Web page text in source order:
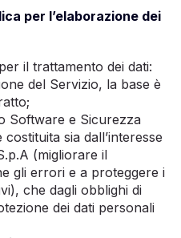
per l’elaborazione dei
il trattamento dei dati:
del Servizio, la base è
Software e Sicurezza
sia dall’interesse
(migliorare il
gli errori e a proteggere i
che dagli obblighi di
dei dati personali